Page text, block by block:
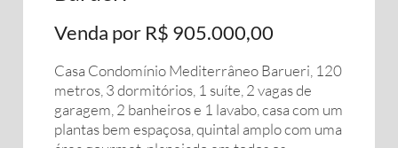
Venda por R$ 905.000,00
Casa Condomínio Mediterrâneo Barueri, 120
metros, 3 dormitórios, 1 suíte, 2 vagas de
garagem, 2 banheiros e 1 lavabo, casa com um
plantas bem espaçosa, quintal amplo com uma